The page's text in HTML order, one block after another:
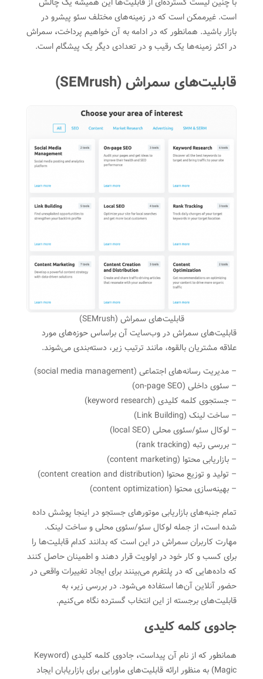
است. غیرممکن است که در زمینه‌های مختلف سئو پیشرو در
بازار باشید. همانطور که در ادامه به آن خواهیم پرداخت، سمراش
در اکثر زمینه‌ها یک رقیب و در تعدادی دیگر یک پیشگام است.
قابلیت‌های‌ سمراش (SEMrush)
قابلیت‌های سمراش (SEMrush)
قابلیت‌های‌ سمراش در وب‌سایت آن براساس حوزه‌های مورد
علاقه مشتریان بالقوه، مانند ترتیب زیر، دسته‌بندی می‌شوند.
– مدیریت رسانه‌های اجتماعی (social media management)
– سئوی داخلی (on-page SEO)
– جستجوی کلمه کلیدی (keyword research)
– ساخت لینک (Link Building)
– لوکال سئو/سئوی محلی (local SEO)
– بررسی رتبه (rank tracking)
– بازاریابی محتوا (content marketing)
– تولید و توزیع محتوا (content creation and distribution)
– بهینه‌سازی محتوا (content optimization)
تمام جنبه‌های بازاریابی موتورهای جستجو در اینجا پوشش داده
شده است، از جمله لوکال سئو/سئوی محلی و ساخت لینک.
مهارت کاربران سمراش در این است که بدانند کدام قابلیت‌ها را
برای کسب و کار خود در اولویت قرار دهند و اطمینان حاصل کنند
که داده‌هایی که در پلتفرم می‌بینند برای ایجاد تغییرات واقعی در
حضور آنلاین آن‌ها استفاده می‌شود. در بررسی زیر، به
قابلیت‌های برجسته از این انتخاب گسترده نگاه می‌کنیم.
جادوی کلمه کلیدی
همانطور که از نام آن پیداست،
جادوی کلمه کلیدی (Keyword
Magic) به منظور ارائه قابلیت‌های ماورایی برای بازاریابان ایجاد